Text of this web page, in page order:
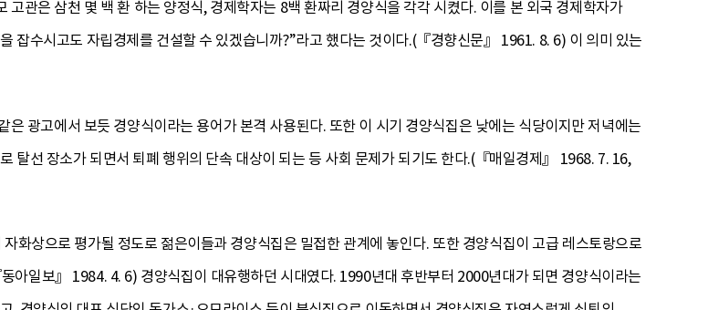
관은 삼천 몇 백 환 하는 양정식, 경제학자는 8백 환짜리 경양식을 각각 시켰다. 이를 본 외국 경제학자가
잡수시고도 자립경제를 건설할 수 있겠습니까?”라고 했다는 것이다.(『경향신문』 1961. 8. 6) 이 의미 있는
광고에서 보듯 경양식이라는 용어가 본격 사용된다. 또한 이 시기 경양식집은 낮에는 식당이지만 저녁에는
탈선 장소가 되면서 퇴폐 행위의 단속 대상이 되는 등 사회 문제가 되기도 한다.(『매일경제』 1968. 7. 16,
화상으로 평가될 정도로 젊은이들과 경양식집은 밀접한 관계에 놓인다. 또한 경양식집이 고급 레스토랑으로
아일보』 1984. 4. 6) 경양식집이 대유행하던 시대였다. 1990년대 후반부터 2000년대가 되면 경양식이라는